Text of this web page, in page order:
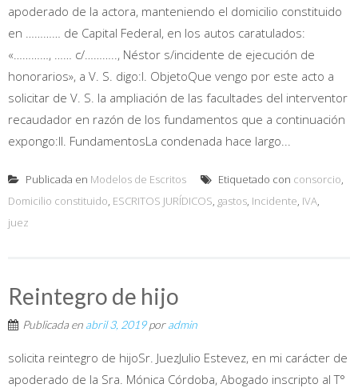
apoderado de la actora, manteniendo el domicilio constituido
en ………… de Capital Federal, en los autos caratulados:
«…………, …… c/……….., Néstor s/incidente de ejecución de
honorarios», a V. S. digo:I. ObjetoQue vengo por este acto a
solicitar de V. S. la ampliación de las facultades del interventor
recaudador en razón de los fundamentos que a continuación
expongo:II. FundamentosLa condenada hace largo...
Publicada en Modelos de Escritos Etiquetado con consorcio,
Domicilio constituido, ESCRITOS JURÍDICOS, gastos, Incidente, IVA,
juez
Reintegro de hijo
Publicada en abril 3, 2019poradmin
solicita reintegro de hijoSr. JuezJulio Estevez, en mi carácter de
apoderado de la Sra. Mónica Córdoba, Abogado inscripto al T°